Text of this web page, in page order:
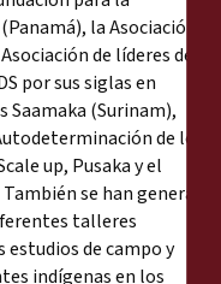
la Asociación de
de líderes de las
por sus siglas en
Saamaka (Surinam),
de los
up, Pusaka y el
se han generado
talleres
estudios de campo y
indígenas en los